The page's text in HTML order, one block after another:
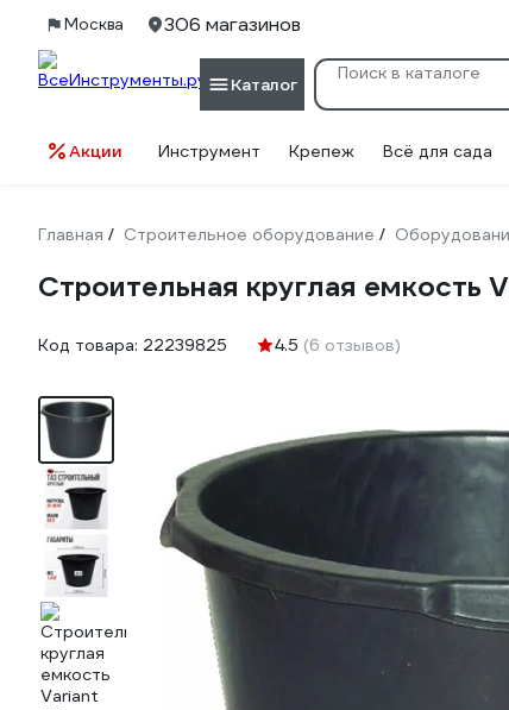
Москва 306 магазинов
Каталог
Акции Инструмент Крепеж Всё для сада
Главная / Строительное оборудование /
Строительная круглая емкость
Код товара: 22239825 4.5 (6 отзывов)